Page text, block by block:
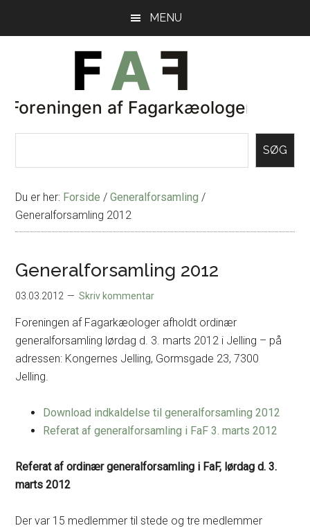
MENU
SØG
Du er her: Forside / Generalforsamling /
Generalforsamling 2012
Generalforsamling 2012
03.03.2012 Skriv kommentar
Foreningen af Fagarkæologer afholdt ordinær
generalforsamling lørdag d. 3. marts 2012 i Jelling – på
adressen: Kongernes Jelling, Gormsgade 23, 7300
Jelling.
Download indkaldelse til generalforsamling 2012
Referat af generalforsamling i FaF 3. marts 2012
Referat af ordinær generalforsamling i FaF, lørdag d. 3.
marts 2012
Der var 15 medlemmer til stede og tre medlemmer